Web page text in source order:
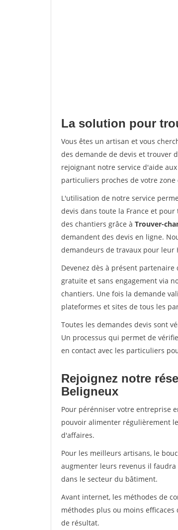
La solution pour
Vous êtes un artisan et vous
des demande de devis et trouver
rejoignant notre service d'aide
particuliers proches de votre
L'utilisation de notre service
devis dans toute la France et
des chantiers grâce à Trouver-
demandent des devis en ligne.
demandeurs de travaux pour leur
Devenez dès à présent partenaire
gratuite et sans engagement via
chantiers. Une fois la demande
plateformes et sites de tous les
Toutes les demandes devis sont
Un processus qui permet de
en contact avec les particuliers
Rejoignez notre
Beligneux
Pour pérénniser votre entreprise
pouvoir alimenter régulièrement
d'affaires.
Pour les meilleurs artisans, le
augmenter leurs revenus il
dans le secteur du bâtiment.
Avant internet, les méthodes de
méthodes plus ou moins
de résultat.